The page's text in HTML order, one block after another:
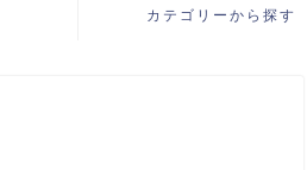
カテゴリーから探す